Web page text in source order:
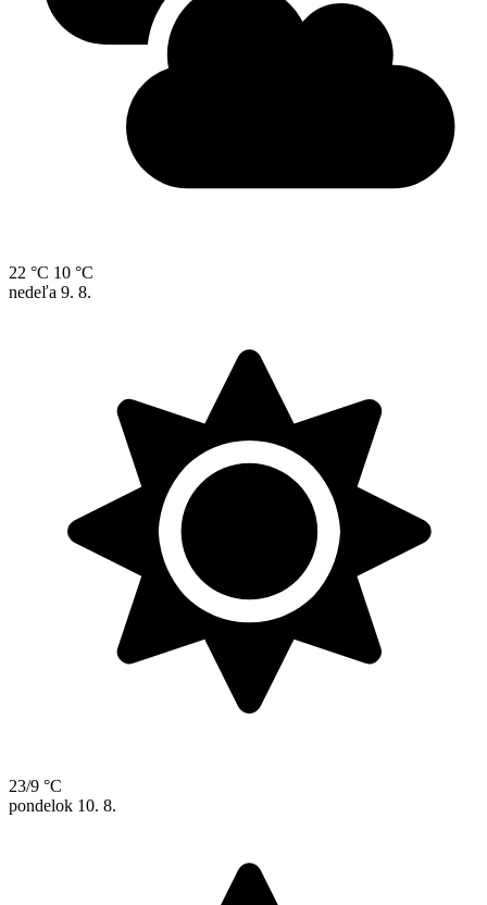
22 °C 10 °C
nedeľa 9. 8.
23/9 °C
pondelok 10. 8.